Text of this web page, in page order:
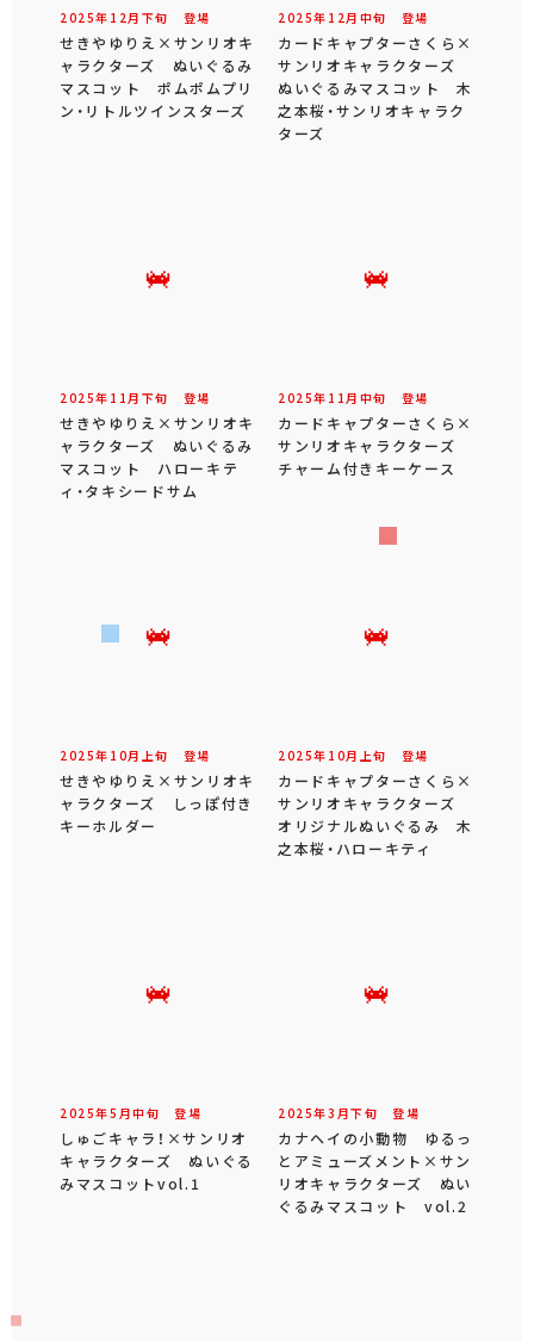
2025年 12 月 下旬 登場
せきやゆりえ×サンリオキ
ャラクターズ ぬいぐるみ
マスコット ポムポムプリ
ン・リトルツインスターズ
2025年 12 月 中旬 登場
カードキャプターさくら×
サンリオキャラクターズ
ぬいぐるみマスコット 木
之本桜・サンリオキャラク
ターズ
2025年 11 月 下旬 登場
せきやゆりえ×サンリオキ
ャラクターズ ぬいぐるみ
マスコット ハローキテ
ィ・タキシードサム
2025年 11 月 中旬 登場
カードキャプターさくら×
サンリオキャラクターズ
チャーム付きキーケース
2025年 10月 上旬 登場
せきやゆりえ×サンリオキ
ャラクターズ しっぽ付き
キーホルダー
2025年 10月 上旬 登場
カードキャプターさくら×
サンリオキャラクターズ
オリジナルぬいぐるみ 木
之本桜・ハローキティ
2025年5 月中旬 登場
しゅごキャラ！×サンリオ
キャラクターズ ぬいぐる
みマスコットvol.1
2025年3 月下旬 登場
カナヘイの小動物 ゆるっ
とアミューズメント×サン
リオキャラクターズ ぬい
ぐるみマスコット vol.2